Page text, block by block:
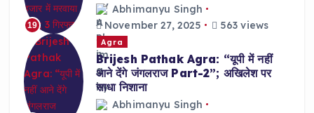
19
Abhimanyu Singh
November 27, 2025
563 views
Agra
Brijesh Pathak Agra: “यूपी में नहीं
आने देंगे जंगलराज Part-2”; अखिलेश पर
साधा निशाना
Abhimanyu Singh